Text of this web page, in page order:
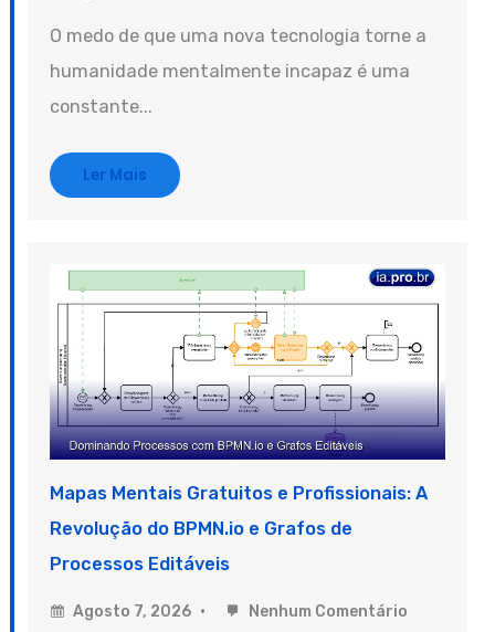
O medo de que uma nova tecnologia torne a
humanidade mentalmente incapaz é uma
constante...
Ler Mais
Mapas Mentais Gratuitos e Profissionais: A
Revolução do BPMN.io e Grafos de
Processos Editáveis
Agosto 7, 2026 Nenhum Comentário